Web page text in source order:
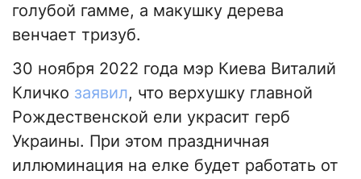
голубой гамме, а макушку дерева
венчает тризуб.
30 ноября 2022 года мэр Киева Виталий
Кличко заявил, что верхушку главной
Рождественской ели украсит герб
Украины. При этом праздничная
иллюминация на елке будет работать от